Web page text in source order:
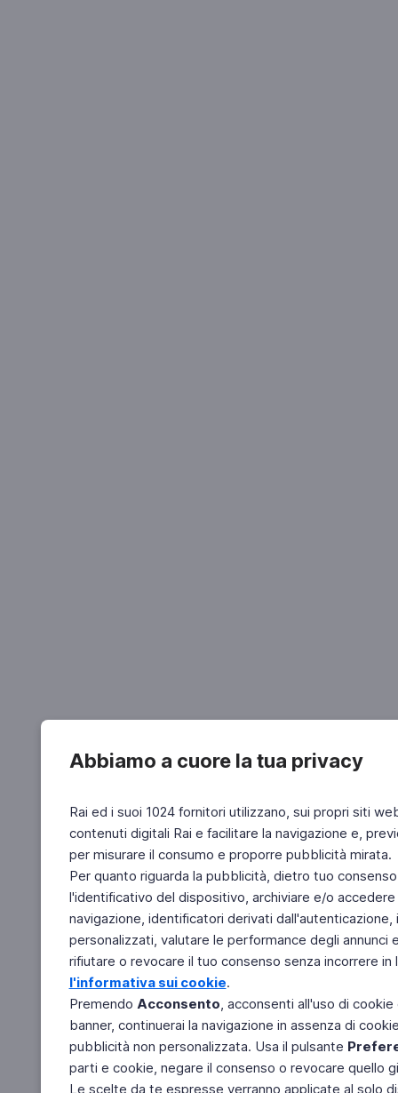
Abbiamo a cuore la tua privacy
Rai ed i suoi 1024 fornitori utilizzano, sui propri siti
contenuti digitali Rai e facilitare la navigazione e,
per misurare il consumo e proporre pubblicità mirata.
Per quanto riguarda la pubblicità, dietro tuo
l'identificativo del dispositivo, archiviare e/o
navigazione, identificatori derivati
personalizzati, valutare le performance degli
rifiutare o revocare il tuo consenso senza incorrere
l'informativa sui cookie.
Premendo Acconsento, acconsenti all'uso di
banner, continuerai la navigazione in assenza di
pubblicità non personalizzata. Usa il pulsante
parti e cookie, negare il consenso o revocare quello
Le scelte da te espresse verranno applicate al solo